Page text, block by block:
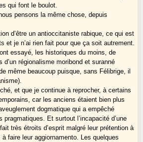
qui font le boulot.
pensons la même chose, depuis
d’être un antioccitaniste rabique, ce qui est
et je n’ai rien fait pour que ça soit autrement.
essayé, les historiques du moins, de
d’un régionalisme moribond et suranné
même beaucoup puisque, sans Félibrige, il
et que je continue à reprocher, à certains
car les anciens étaient bien plus
dogmatique qui a empêché
pragmatiques. Et surtout l’incapacité d’une
très étroits d’esprit malgré leur prétention à
à faire leur aggiornamento. Les quelques